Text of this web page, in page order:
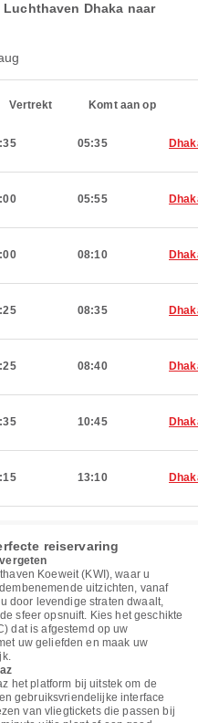
Dhaka naar
Vertrekt Komt aan op
05:35
05:55
08:10
08:35
08:40
10:45
13:10
reiservaring
Koeweit (KWI), waar u
uitzichten, vanaf
door levendige straten dwaalt,
sfeer opsnuift. Kies het geschikte
dat is afgestemd op uw
uw geliefden en maak uw
het platform bij uitstek om de
gebruiksvriendelijke interface
van vliegtickets die passen bij